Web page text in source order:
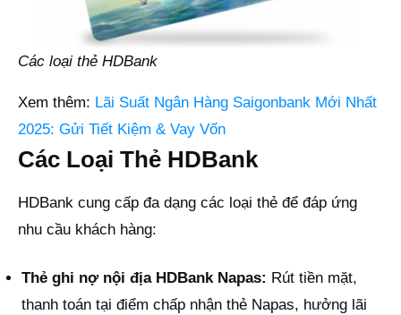
Các loại thẻ HDBank
Xem thêm: Lãi Suất Ngân Hàng Saigonbank Mới Nhất
2025: Gửi Tiết Kiệm & Vay Vốn
Các Loại Thẻ HDBank
HDBank cung cấp đa dạng các loại thẻ để đáp ứng
nhu cầu khách hàng:
Thẻ ghi nợ nội địa HDBank Napas: Rút tiền mặt,
thanh toán tại điểm chấp nhận thẻ Napas, hưởng lãi